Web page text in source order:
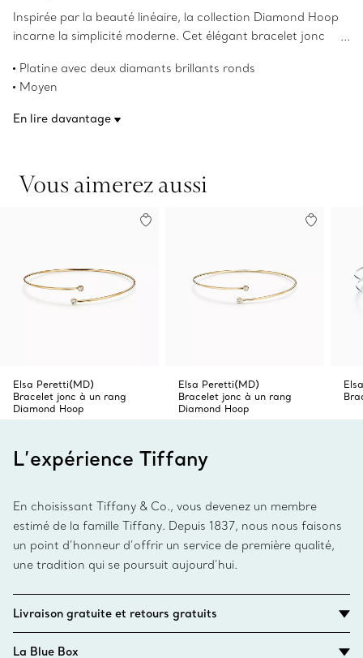
Inspirée par la beauté linéaire, la collection Diamond Hoop
incarne la simplicité moderne. Cet élégant bracelet jonc
de diamants étincelants.
Platine avec deux diamants brillants ronds
Moyen
Poids total en carats de 0,10
Numéro de produit:60409390
En lire davantage
Vous aimerez aussi
Elsa Peretti(MD)
Bracelet jonc à un rang
Diamond Hoop
Elsa Peretti(MD)
Bracelet jonc à un rang
Diamond Hoop
L’expérience Tiffany
En choisissant Tiffany & Co., vous devenez un membre
estimé de la famille Tiffany. Depuis 1837, nous nous faisons
un point d’honneur d’offrir un service de première qualité,
une tradition qui se poursuit aujourd’hui.
Livraison gratuite et retours gratuits
La Blue Box